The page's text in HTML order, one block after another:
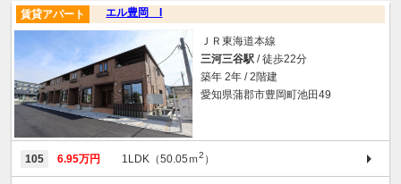
エル豊岡 I
賃貸アパート
ＪＲ東海道本線
三河三谷駅 / 徒歩22分
築年 2年 / 2階建
愛知県蒲郡市豊岡町池田49
105 6.95万円 1LDK（50.05ｍ2 ）